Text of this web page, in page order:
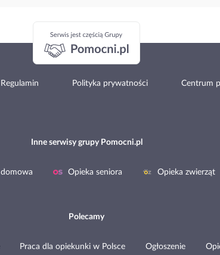
Regulamin Polityka prywatności Centrum
Inne serwisy grupy Pomocni.pl
Opieka seniora Opieka zwierząt
Polecamy
Praca dla opiekunki w Polsce Ogłoszenie